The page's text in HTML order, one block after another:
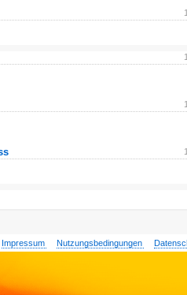
Impressum Nutzungsbedingungen